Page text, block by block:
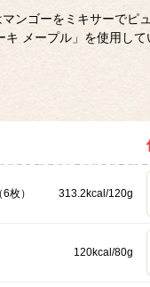
ンゴーをミキサーでピ
キ メープル」を使用して
枚） 313.2kcal/120g
120kcal/80g